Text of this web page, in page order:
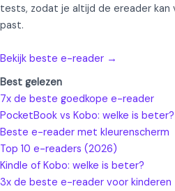
tests, zodat je altijd de ereader kan
past.
Bekijk beste e-reader →
Best gelezen
7x de beste goedkope e-reader
PocketBook vs Kobo: welke is beter?
Beste e-reader met kleurenscherm
Top 10 e-readers (2026)
Kindle of Kobo: welke is beter?
3x de beste e-reader voor kinderen